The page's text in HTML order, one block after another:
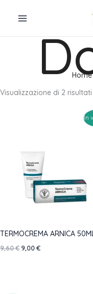
Home
Visualizzazione di 2 risultati
In
TERMOCREMA ARNICA
9,60€ Il9,00€Il